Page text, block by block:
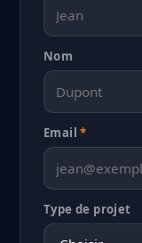
Nom
Email*
Type de projet